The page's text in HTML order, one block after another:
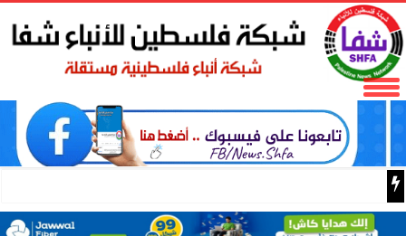
الصين وبيلاروس تجريان تدريبات “سويفت إيجل 2026” للقوات المحمولة جوا في هوبي